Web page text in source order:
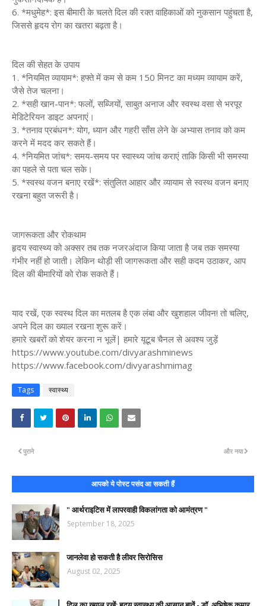
6. *मधुमेह*: इस बीमारी के चलते दिल की रक्त वाहिकाओं को नुकसान पहुंचता है,
जिससे हृदय रोग का खतरा बढ़ता है।
दिल की सेहत के उपाय
1. *नियमित व्यायाम*: हफ्ते में कम से कम 150 मिनट का मध्यम व्यायाम करें,
जैसे तेज चलना।
2. *सही खान-पान*: फलों, सब्जियों, साबुत अनाज और स्वस्थ वसा से भरपूर
मेडिटेरियन डाइट अपनाएं।
3. *तनाव प्रबंधन*: योग, ध्यान और गहरी साँस लेने के अभ्यास तनाव को कम
करने में मदद कर सकते हैं।
4. *नियमित जांच*: समय-समय पर स्वास्थ्य जांच कराएं ताकि किसी भी समस्या
का पहले से पता चल सके।
5. *स्वस्थ वजन बनाए रखें*: संतुलित आहार और व्यायाम से स्वस्थ वजन बनाए
रखना बहुत जरूरी है।
जागरूकता और रोकथाम
हृदय स्वास्थ्य को अक्सर तब तक नजरअंदाज किया जाता है जब तक समस्या
गंभीर नहीं हो जाती। लेकिन थोड़ी सी जागरूकता और सही कदम उठाकर, आप
दिल की बीमारियों को रोक सकते हैं।
याद रखें, एक स्वस्थ दिल का मतलब है एक लंबा और खुशहाल जीवन! तो चलिए,
अपने दिल का ख्याल रखना शुरू करें।
हमारे खबरों को शेयर करना न भूलें| हमारे यूटूब चैनल से अवश्य जुड़ें
https://www.youtube.com/divyarashminews
https://www.facebook.com/divyarashmimag
Tags स्वास्थ्य
और नया
पुराने
आपको ये पोस्ट पसंद आ सकती हैं
" आर्थराइटिस में लापरवाही विकलांगता को आमंत्रण "
September 18, 2025
जानलेवा हो सकती है लीवर सिरोसिस
August 02, 2025